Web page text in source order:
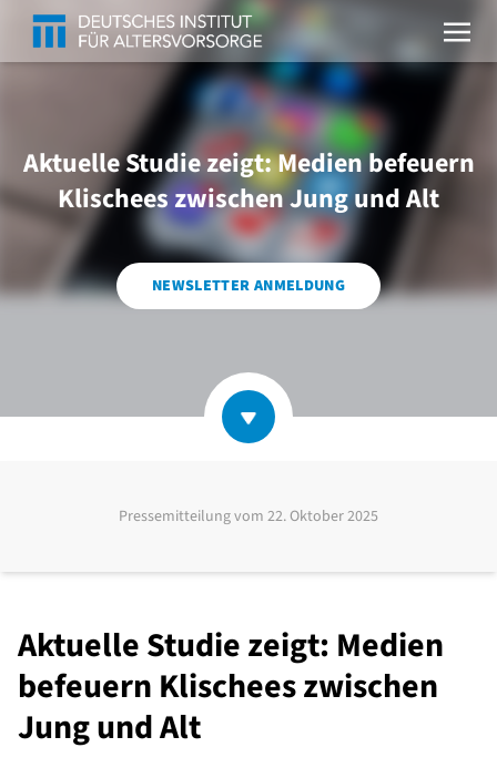
Aktuelle Studie zeigt: Medien befeuern
Klischees zwischen Jung und Alt
NEWSLETTER ANMELDUNG
Pressemitteilung vom 22. Oktober 2025
Aktuelle Studie zeigt: Medien
befeuern Klischees zwischen
Jung und Alt